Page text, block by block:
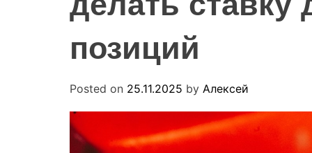
позиций
Posted on 25.11.2025 by Алексей